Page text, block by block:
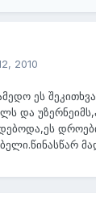
2010
ეს
და